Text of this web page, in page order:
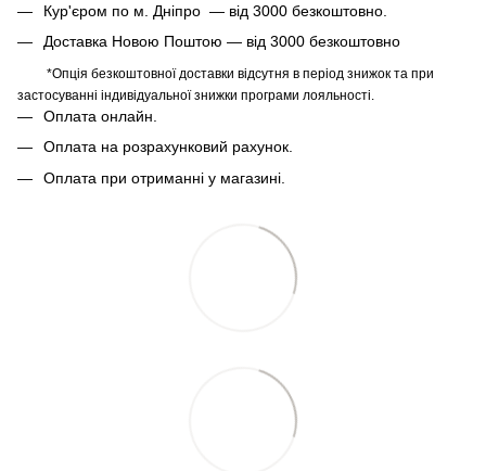
Кур'єром по м. Дніпро — від 3000 безкоштовно.
Доставка Новою Поштою — від 3000 безкоштовно
*Опція безкоштовної доставки відсутня в період знижок та при
застосуванні індивідуальної знижки програми лояльності.
Оплата онлайн.
Оплата на розрахунковий рахунок.
Оплата при отриманні у магазині.